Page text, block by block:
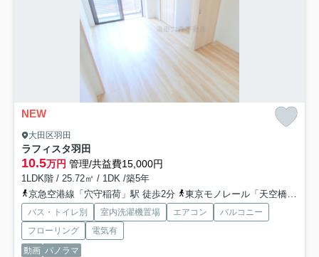
NEW
大田区羽田
ラフィスタ羽田
10.5万円 管理/共益費15,000円
1LDK階 / 25.72㎡ / 1DK /築5年
京急空港線「穴守稲荷」駅 徒歩2分
東京モノレール「天空橋」駅 徒歩7分
バス・トイレ別 室内洗濯機置場 エアコン
バルコニー
フローリング
電気有
動画 パノラマ